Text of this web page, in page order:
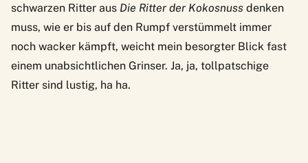
schwarzen Ritter aus Die Ritter der Kokosnuss denken
muss, wie er bis auf den Rumpf verstümmelt immer
noch wacker kämpft, weicht mein besorgter Blick fast
einem unabsichtlichen Grinser. Ja, ja, tollpatschige
Ritter sind lustig, ha ha.